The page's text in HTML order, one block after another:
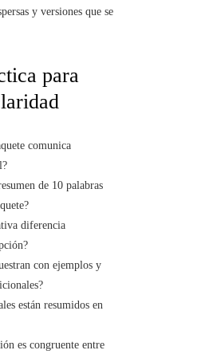
y versiones que se
para
comunica
de 10 palabras
diferencia
con ejemplos y
están resumidos en
es congruente entre